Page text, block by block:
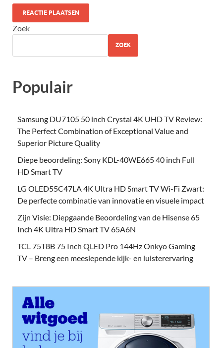
Zoek
ZOEK
Populair
Samsung DU7105 50 inch Crystal 4K UHD TV Review:
The Perfect Combination of Exceptional Value and
Superior Picture Quality
Diepe beoordeling: Sony KDL-40WE665 40 inch Full
HD Smart TV
LG OLED55C47LA 4K Ultra HD Smart TV Wi-Fi Zwart:
De perfecte combinatie van innovatie en visuele impact
Zijn Visie: Diepgaande Beoordeling van de Hisense 65
Inch 4K Ultra HD Smart TV 65A6N
TCL 75T8B 75 Inch QLED Pro 144Hz Onkyo Gaming
TV – Breng een meeslepende kijk- en luisterervaring